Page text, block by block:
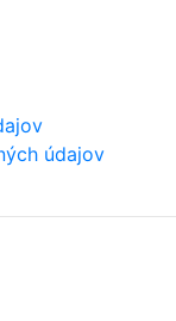
údajov